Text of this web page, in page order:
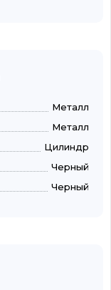
Металл
Металл
Цилиндр
Черный
Черный